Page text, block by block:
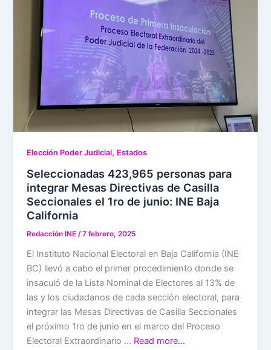
Elección Poder Judicial, Estados
Seleccionadas 423,965 personas para
integrar Mesas Directivas de Casilla
Seccionales el 1ro de junio: INE Baja
California
Redacción INE /7 febrero, 2025
El Instituto Nacional Electoral en Baja California (INE
BC) llevó a cabo el primer procedimiento donde se
insaculó de la Lista Nominal de Electores al 13% de
las y los ciudadanos de cada sección electoral, para
integrar las Mesas Directivas de Casilla Seccionales
el próximo 1ro de junio en el marco del Proceso
Electoral Extraordinario … Read more…